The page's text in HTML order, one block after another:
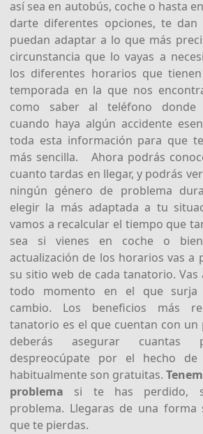
así sea en autobús, coche o hasta
darte diferentes opciones, te
puedan adaptar a lo que más
circunstancia que lo vayas a
los diferentes horarios que
temporada en la que nos
como saber al teléfono donde
cuando haya algún accidente
toda esta información para que
más sencilla. Ahora podrás
cuanto tardas en llegar, y podrás
ningún género de problema
elegir la más adaptada a tu
vamos a recalcular el tiempo que
sea si vienes en coche o
actualización de los horarios vas a
su sitio web de cada tanatorio.
todo momento en el que surja
cambio. Los beneficios más
tanatorio es el que cuentan con
deberás asegurar cuantas
despreocúpate por el hecho de
habitualmente son gratuitas.
problema si te has perdido,
problema. Llegaras de una forma
que te pierdas.